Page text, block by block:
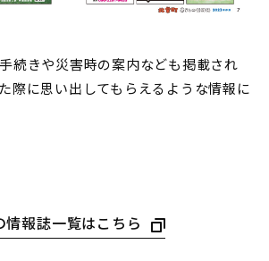
続きや災害時の案内なども掲載され
際に思い出してもらえるような情報に
情報誌一覧はこちら